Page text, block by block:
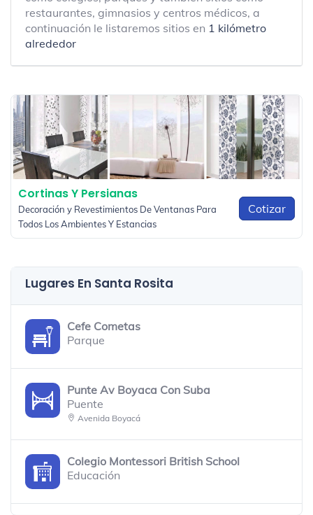
restaurantes, gimnasios y centros médicos, a
continuación le listaremos sitios en 1 kilómetro
alrededor
Cortinas Y Persianas
Decoración y Revestimientos De Ventanas Para
Todos Los Ambientes Y Estancias
Cotizar
Lugares En Santa Rosita
Cefe Cometas
Parque
Punte Av Boyaca Con Suba
Puente
Avenida Boyacá
Colegio Montessori British School
Educación